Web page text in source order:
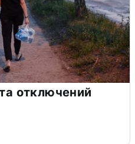
отключений